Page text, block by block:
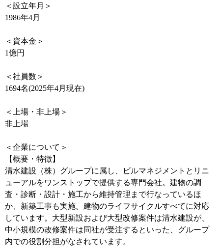
＜設立年月＞
1986年4月
＜資本金＞
1億円
＜社員数＞
1694名(2025年4月現在)
＜上場・非上場＞
非上場
＜企業について＞
【概要・特徴】
清水建設（株）グループに属し、ビルマネジメントとリニ
ューアルをワンストップで提供する専門会社。建物の調
査・診断・設計・施工から維持管理まで行なっているほ
か、新築工事も実施。建物のライフサイクルすべてに対応
しています。大型新設および大型改修案件は清水建設が、
中小規模の改修案件は同社が受注するといった、グループ
内での役割分担がなされています。